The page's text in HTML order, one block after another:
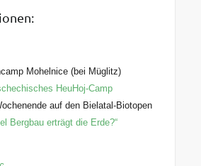
Mohelnice (bei Müglitz)
HeuHoj-Camp
auf den Bielatal-Biotopen
Bergbau erträgt die Erde?“